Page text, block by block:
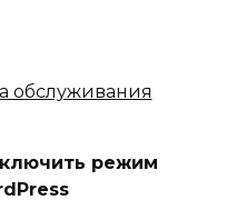
режим